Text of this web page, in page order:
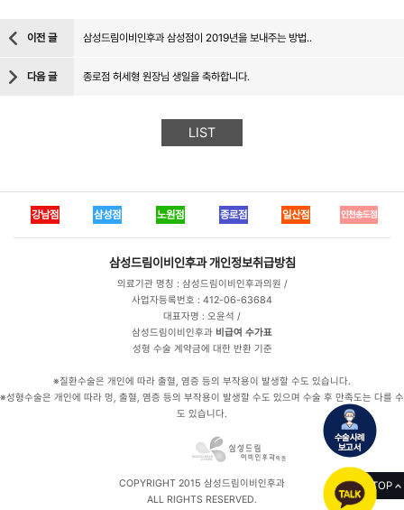
이전 글 삼성드림이비인후과 삼성점이 2019년을 보내주는 방법..
다음 글 종로점 허세형 원장님 생일을 축하합니다.
LIST
강남점 삼성점 노원점 종로점 일산점 인천송도점
삼성드림이비인후과 개인정보취급방침
의료기관 명칭 : 삼성드림이비인후과의원 /
사업자등록번호 : 412-06-63684
대표자명 : 오윤석 /
삼성드림이비인후과 비급여 수가표
성형 수술 계약금에 대한 반환 기준
※질환수술은 개인에 따라 출혈, 염증 등의 부작용이 발생할 수도 있습니다.
※성형수술은 개인에 따라 멍, 출혈, 염증 등의 부작용이 발생할 수도 있으며 수술 후 만족도는 다를 수
도 있습니다.
COPYRIGHT 2015 삼성드림이비인후과
ALL RIGHTS RESERVED.
TOP